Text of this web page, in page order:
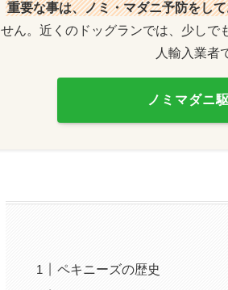
重要な事は、ノミ・マダニ予防をし
せん。近くのドッグランでは、少しで
人輸入業者
ノミマダニ
ペキニーズの歴史